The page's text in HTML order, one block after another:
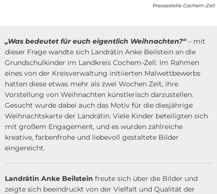
Pressestelle Cochem-Zell
„Was bedeutet für euch eigentlich Weihnachten?“– mit
dieser Frage wandte sich Landrätin Anke Beilstein an die
Grundschulkinder im Landkreis Cochem-Zell. Im Rahmen
eines von der Kreisverwaltung initiierten Malwettbewerbs
hatten diese etwas mehr als zwei Wochen Zeit, ihre
Vorstellung von Weihnachten künstlerisch darzustellen.
Gesucht wurde dabei auch das Motiv für die diesjährige
Weihnachtskarte der Landrätin. Viele Kinder beteiligten sich
mit großem Engagement, und es wurden zahlreiche
kreative, farbenfrohe und liebevoll gestaltete Bilder
eingereicht.
Landrätin Anke Beilstein freute sich über die Bilder und
zeigte sich beeindruckt von der Vielfalt und Qualität der